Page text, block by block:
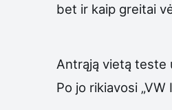
bet ir kaip greitai
Antrąją vietą teste
Po jo rikiavosi „VW